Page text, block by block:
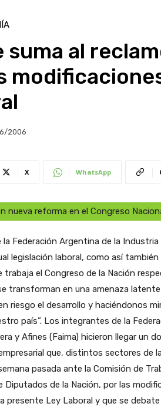
suma al
2006
X WhatsApp
nueva reforma en el Congreso
la Federación Argentina de la Industria
legislación laboral, como así también
trabaja el Congreso de la Nación
transforman en una amenaza
riesgo el desarrollo y haciéndonos
país”. Los integrantes de la
y Afines (Faima) hicieron llegar un
que, distintos sectores de
pasada ante la Comisión de
Diputados de la Nación, por las
presente Ley Laboral y que se